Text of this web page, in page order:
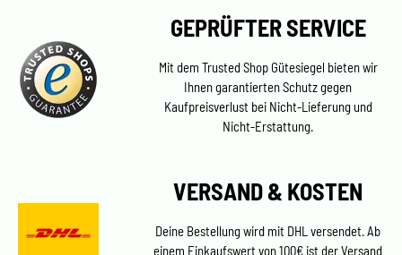
GEPRÜFTER SERVICE
Mit dem Trusted Shop Gütesiegel bieten wir
Ihnen garantierten Schutz gegen
Kaufpreisverlust bei Nicht-Lieferung und
Nicht-Erstattung.
VERSAND & KOSTEN
Deine Bestellung wird mit DHL versendet. Ab
einem Einkaufswert von 100€ ist der Versand